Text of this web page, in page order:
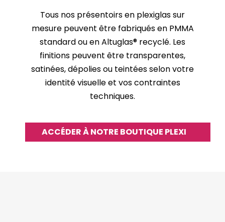
Tous nos présentoirs en plexiglas sur
mesure peuvent être fabriqués en PMMA
standard ou en Altuglas® recyclé. Les
finitions peuvent être transparentes,
satinées, dépolies ou teintées selon votre
identité visuelle et vos contraintes
techniques.
ACCÉDER À NOTRE BOUTIQUE PLEXI